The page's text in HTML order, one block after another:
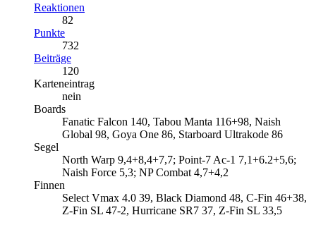
Reaktionen
82
Punkte
732
Beiträge
120
Karteneintrag
nein
Boards
Fanatic Falcon 140, Tabou Manta 116+98, Naish
Global 98, Goya One 86, Starboard Ultrakode 86
Segel
North Warp 9,4+8,4+7,7; Point-7 Ac-1 7,1+6.2+5,6;
Naish Force 5,3; NP Combat 4,7+4,2
Finnen
Select Vmax 4.0 39, Black Diamond 48, C-Fin 46+38,
Z-Fin SL 47-2, Hurricane SR7 37, Z-Fin SL 33,5